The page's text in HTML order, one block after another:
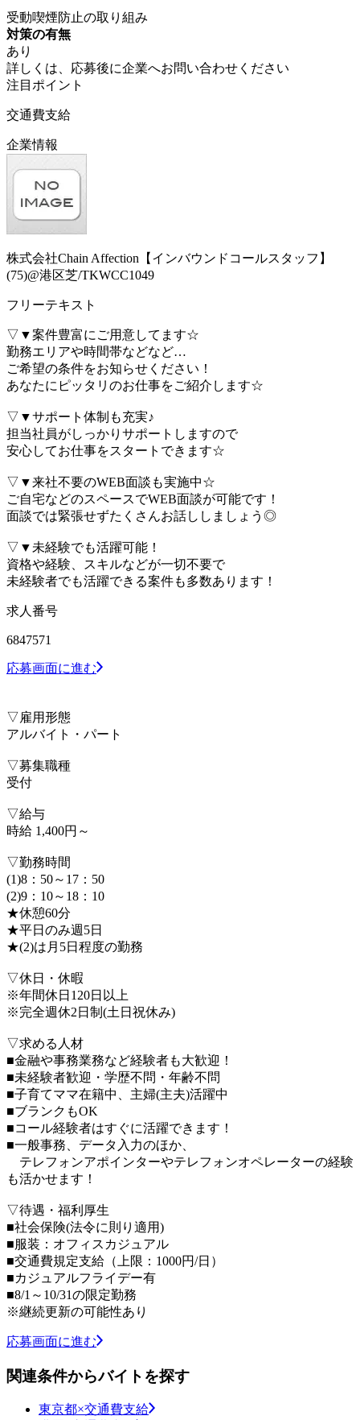
受動喫煙防止の取り組み
対策の有無
あり
詳しくは、応募後に企業へお問い合わせください
注目ポイント
交通費支給
企業情報
株式会社Chain Affection【インバウンドコールスタッフ】
(75)@港区芝/TKWCC1049
フリーテキスト
▽▼案件豊富にご用意してます☆
勤務エリアや時間帯などなど…
ご希望の条件をお知らせください！
あなたにピッタリのお仕事をご紹介します☆
▽▼サポート体制も充実♪
担当社員がしっかりサポートしますので
安心してお仕事をスタートできます☆
▽▼来社不要のWEB面談も実施中☆
ご自宅などのスペースでWEB面談が可能です！
面談では緊張せずたくさんお話ししましょう◎
▽▼未経験でも活躍可能！
資格や経験、スキルなどが一切不要で
未経験者でも活躍できる案件も多数あります！
求人番号
6847571
応募画面に進む
▽雇用形態
アルバイト・パート
▽募集職種
受付
▽給与
時給 1,400円～
▽勤務時間
(1)8：50～17：50
(2)9：10～18：10
★休憩60分
★平日のみ週5日
★(2)は月5日程度の勤務
▽休日・休暇
※年間休日120日以上
※完全週休2日制(土日祝休み)
▽求める人材
■金融や事務業務など経験者も大歓迎！
■未経験者歓迎・学歴不問・年齢不問
■子育てママ在籍中、主婦(主夫)活躍中
■ブランクもOK
■コール経験者はすぐに活躍できます！
■一般事務、データ入力のほか、
テレフォンアポインターやテレフォンオペレーターの経験
も活かせます！
▽待遇・福利厚生
■社会保険(法令に則り適用)
■服装：オフィスカジュアル
■交通費規定支給（上限：1000円/日）
■カジュアルフライデー有
■8/1～10/31の限定勤務
※継続更新の可能性あり
応募画面に進む
関連条件からバイトを探す
東京都×交通費支給